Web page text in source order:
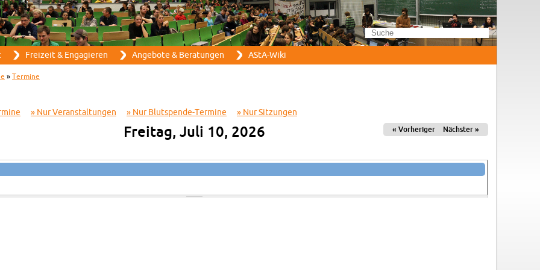
Direkt zum Inhalt
Frei­zeit & En­ga­gie­ren An­ge­bo­te & Be­ra­tun­gen AStA-Wi­ki
» Ter­mi­ne
Nur Ver­an­stal­tun­gen Nur Blut­spen­de-Ter­mi­ne Nur Sit­zun­gen
Frei­tag, Juli 10, 2026 « Vor­he­ri­ger Nächs­ter »